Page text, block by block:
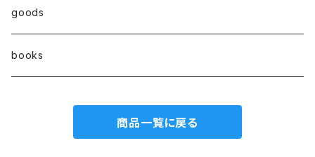
8㎜
7㎜
goods
books
商品一覧に戻る